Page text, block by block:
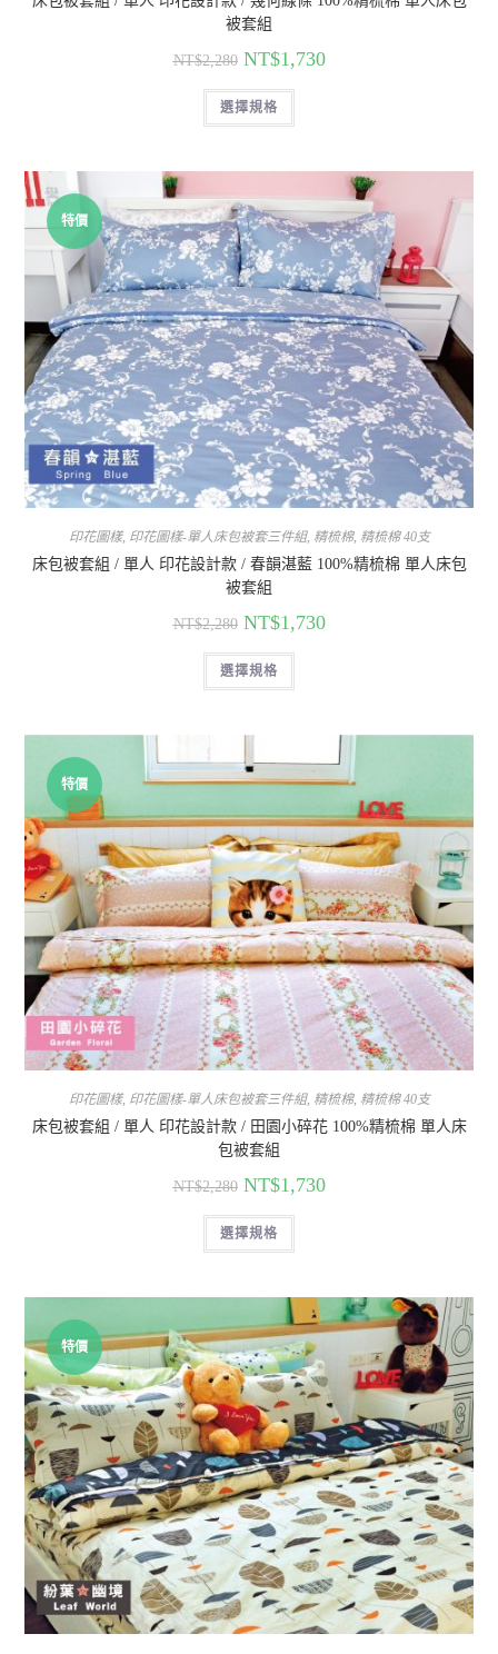
被套組
NT$2,280 NT$1,730
選擇規格
特價
印花圖樣, 印花圖樣-單人床包被套三件組, 精梳棉, 精梳棉 40支
床包被套組 / 單人 印花設計款 / 春韻湛藍 100%精梳棉 單人床包
被套組
NT$2,280 NT$1,730
選擇規格
特價
印花圖樣, 印花圖樣-單人床包被套三件組, 精梳棉, 精梳棉 40支
床包被套組 / 單人 印花設計款 / 田園小碎花 100%精梳棉 單人床
包被套組
NT$2,280 NT$1,730
選擇規格
特價